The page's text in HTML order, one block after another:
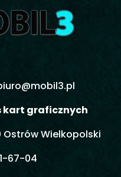
kart graficznych
Wielkopolski
67-04